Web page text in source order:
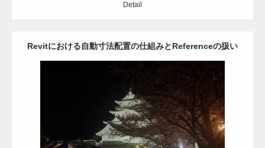
Detail
Revitにおける自動寸法配置の仕組みとReferenceの扱い
アドイン 自動設計 API